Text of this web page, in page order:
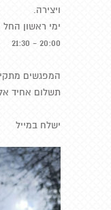
ויצירה.
ימי ראשון החל
20:00 - 21:30
המפגשים
תשלום
צרי
ישלח במייל